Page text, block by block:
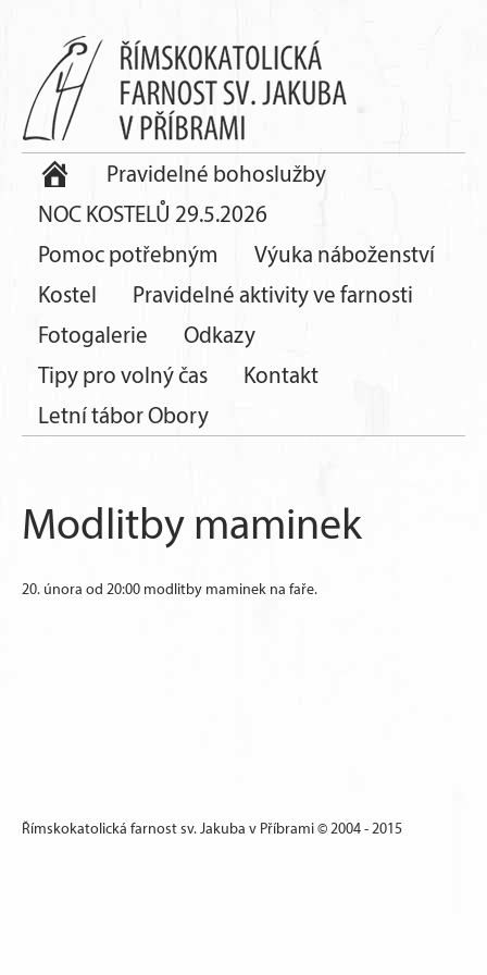
Pravidelné bohoslužby
NOC KOSTELŮ 29.5.2026
Pomoc potřebným
Výuka náboženství
Kostel
Pravidelné aktivity ve farnosti
Fotogalerie
Odkazy
Tipy pro volný čas
Kontakt
Letní tábor Obory
Modlitby maminek
20. února od 20:00 modlitby maminek na faře.
Římskokatolická farnost sv. Jakuba v Příbrami © 2004 - 2015